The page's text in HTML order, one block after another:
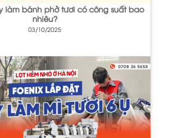
làm bánh phở tươi có công suất bao
nhiêu?
03/10/2025